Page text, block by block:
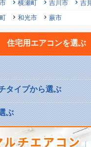
横瀬町 吉川市 吉
和光市 蕨市
住宅用エアコンを選ぶ
タイプから選ぶ
ぶ